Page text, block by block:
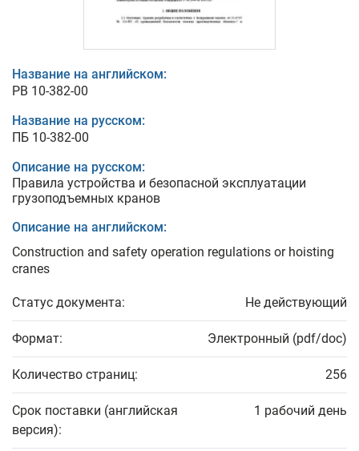
Название на английском:
PB 10-382-00
Название на русском:
ПБ 10-382-00
Описание на русском:
Правила устройства и безопасной эксплуатации
грузоподъемных кранов
Описание на английском:
Construction and safety operation regulations or hoisting
cranes
Статус документа: Не действующий
Формат: Электронный (pdf/doc)
Количество страниц: 256
Срок поставки (английская
версия):
1 рабочий день